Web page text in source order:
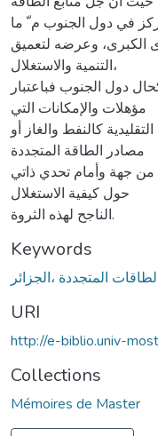
في دول الجنوب م ّ ما
الكبرى، وعرضه لتعميق
التنمية والاستغلال،
دول الجنوب فباعتبار
مؤهلات والإمكانات التي
كالنفط والغاز أو
مصادر الطاقة المتجددة
من جهة وأمام تحدي ذاتي
حول كيفية الاستغلال
الناجح لهذه الثروة.
Keywords
المتجددة ،الجزائر
URI
http://e-biblio.univ-
Collections
Mémoires de Master